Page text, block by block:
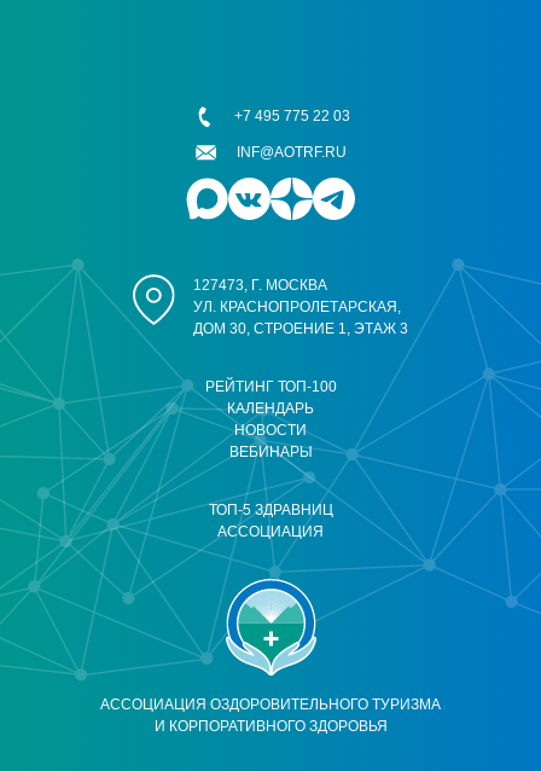
АССОЦИАЦИЯ ОЗДОРОВИТЕЛЬНОГО ТУРИЗМА
И КОРПОРАТИВНОГО ЗДОРОВЬЯ
РЕЙТИНГ ТОП-100
КАЛЕНДАРЬ
НОВОСТИ
ВЕБИНАРЫ
ТОП-5 ЗДРАВНИЦ
АССОЦИАЦИЯ
127473, Г. МОСКВА
УЛ. КРАСНОПРОЛЕТАРСКАЯ,
ДОМ 30, СТРОЕНИЕ 1, ЭТАЖ 3
+7 495 775 22 03
INF@AOTRF.RU